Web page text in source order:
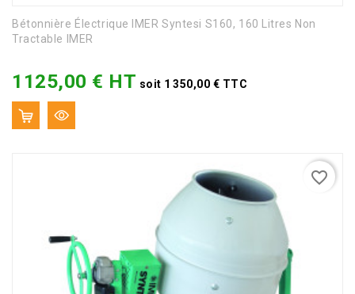
Bétonnière Électrique IMER Syntesi S160, 160 Litres Non
Tractable IMER
1125,00 € HT soit 1 350,00 € TTC
favorite_border